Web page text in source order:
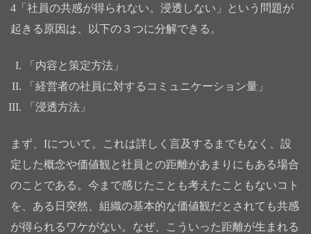
4「社員の共感が得られない。浸透しない」という問題が
起きる原因は、以下の３つに分解できる。
「内容と策定方法」
「経営者の社員に対するコミュニケーション量」
「浸透方法」
まず、Iについて。これは詳しく言及するまでもなく、設
定した概念や価値観と社員との距離があまりにもある場合
のことである。今まで感じたことも考えたこともないコト
を、ある日突然、組織の基本的な価値観だとされても共感
が得られるワケがない。なぜ、こういった距離が生まれる